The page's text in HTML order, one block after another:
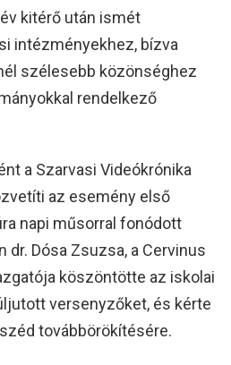
kitérő után ismét
intézményekhez, bízva
szélesebb közönséghez
rendelkező
a Szarvasi Videókrónika
az esemény első
napi műsorral fonódott
Dósa Zsuzsa, a Cervinus
köszöntötte az iskolai
versenyzőket, és kérte
továbbörökítésére.